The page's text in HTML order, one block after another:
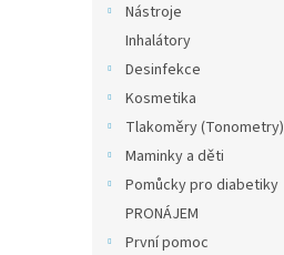
Nástroje
Inhalátory
Desinfekce
Kosmetika
Tlakoměry (Tonometry)
Maminky a děti
Pomůcky pro diabetiky
PRONÁJEM
První pomoc